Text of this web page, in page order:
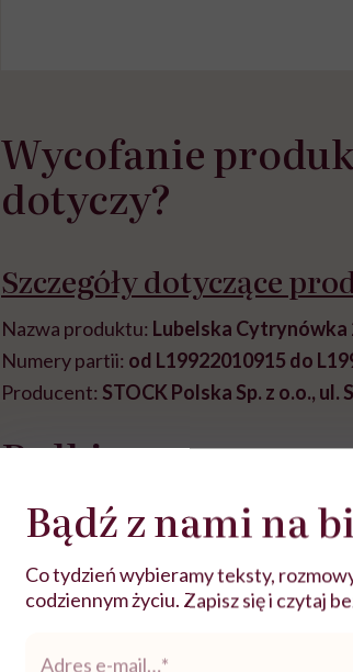
Wycofanie
dotyczy?
Szczegóły dotyczące
Nazwa produktu: Lubelska Cytrynówka
Numery partii: od L19922010915 do
Producent: STOCK Polska Sp. z o.o., ul.
Rolki
Bądź z nami na
Co tydzień wybieramy teksty,
codziennym życiu. Zapisz się i czytaj